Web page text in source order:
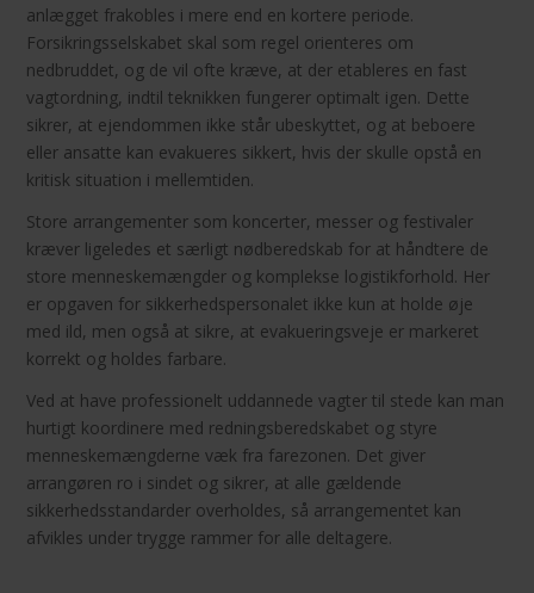
anlægget frakobles i mere end en kortere periode.
Forsikringsselskabet skal som regel orienteres om
nedbruddet, og de vil ofte kræve, at der etableres en fast
vagtordning, indtil teknikken fungerer optimalt igen. Dette
sikrer, at ejendommen ikke står ubeskyttet, og at beboere
eller ansatte kan evakueres sikkert, hvis der skulle opstå en
kritisk situation i mellemtiden.
Store arrangementer som koncerter, messer og festivaler
kræver ligeledes et særligt nødberedskab for at håndtere de
store menneskemængder og komplekse logistikforhold. Her
er opgaven for sikkerhedspersonalet ikke kun at holde øje
med ild, men også at sikre, at evakueringsveje er markeret
korrekt og holdes farbare.
Ved at have professionelt uddannede vagter til stede kan man
hurtigt koordinere med redningsberedskabet og styre
menneskemængderne væk fra farezonen. Det giver
arrangøren ro i sindet og sikrer, at alle gældende
sikkerhedsstandarder overholdes, så arrangementet kan
afvikles under trygge rammer for alle deltagere.